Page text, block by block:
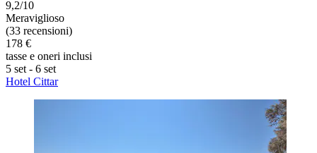
9,2/10
Meraviglioso
(33 recensioni)
178 €
tasse e oneri inclusi
5 set - 6 set
Hotel Cittar